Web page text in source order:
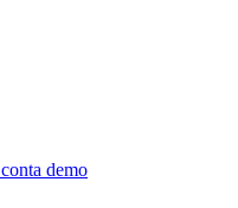
demo